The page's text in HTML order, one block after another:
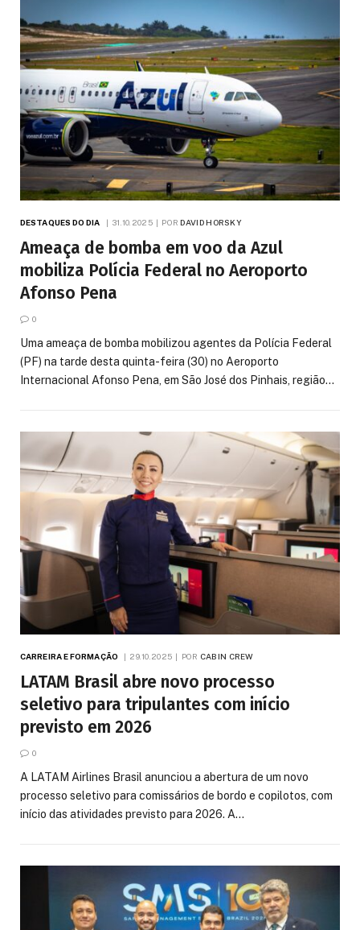
DESTAQUES DO DIA 31.10.2025 POR DAVID HORSKY
Ameaça de bomba em voo da Azul
mobiliza Polícia Federal no Aeroporto
Afonso Pena
0
Uma ameaça de bomba mobilizou agentes da Polícia Federal
(PF) na tarde desta quinta-feira (30) no Aeroporto
Internacional Afonso Pena, em São José dos Pinhais, região…
CARREIRA E FORMAÇÃO 29.10.2025 POR CABIN CREW
LATAM Brasil abre novo processo
seletivo para tripulantes com início
previsto em 2026
0
A LATAM Airlines Brasil anunciou a abertura de um novo
processo seletivo para comissários de bordo e copilotos, com
início das atividades previsto para 2026. A…